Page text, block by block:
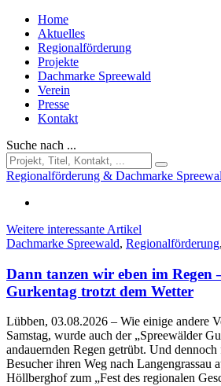
Home
Aktuelles
Regionalförderung
Projekte
Dachmarke Spreewald
Verein
Presse
Kontakt
Suche nach ...
Regionalförderung & Dachmarke
Weitere interessante Artikel
Dachmarke Spreewald, Regionalförderung,
Dann tanzen wir eben im Regen
Gurkentag trotzt dem Wetter
Lübben, 03.08.2026 – Wie einige andere
Samstag, wurde auch der „Spreewälder
andauernden Regen getrübt. Und
Besucher ihren Weg nach Langengrassau
Höllberghof zum „Fest des regionalen